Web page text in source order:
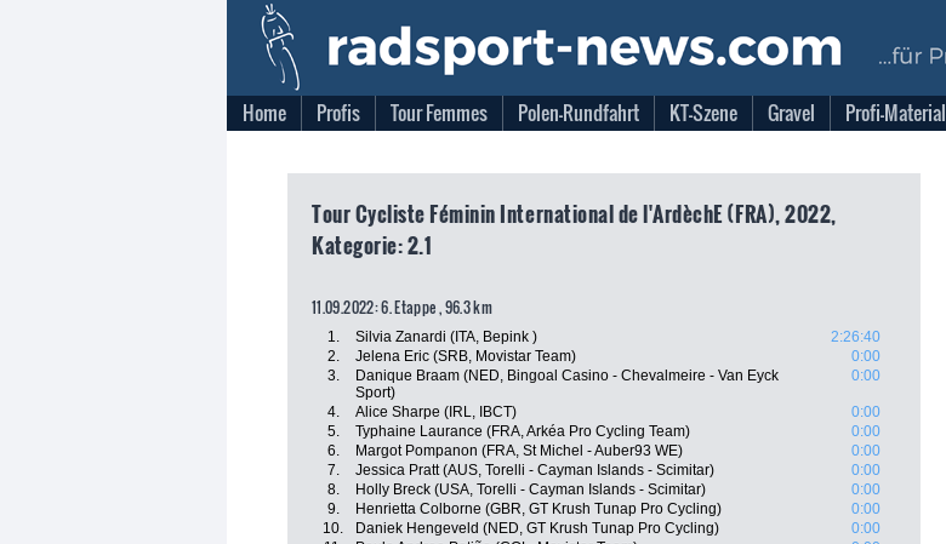
Home Profis Tour Femmes Polen-Rundfahrt KT-Szene Gravel Profi-Material
Tour Cycliste Féminin International de l'ArdèchE (FRA), 2022,
Kategorie: 2.1
11.09.2022: 6. Etappe , 96.3 km
1. Silvia Zanardi (ITA, Bepink )
2:26:40
2.
Jelena Eric (SRB, Movistar Team)
0:00
3.
Danique Braam (NED, Bingoal Casino - Chevalmeire - Van Eyck
Sport)
0:00
4. Alice Sharpe (IRL, IBCT)
0:00
5.
Typhaine Laurance (FRA, Arkéa Pro Cycling Team)
0:00
6.
Margot Pompanon (FRA, St Michel - Auber93 WE)
0:00
7.
Jessica Pratt (AUS, Torelli - Cayman Islands - Scimitar)
0:00
8.
Holly Breck (USA, Torelli - Cayman Islands - Scimitar)
0:00
9.
Henrietta Colborne (GBR, GT Krush Tunap Pro Cycling)
0:00
10.
Daniek Hengeveld (NED, GT Krush Tunap Pro Cycling)
0:00